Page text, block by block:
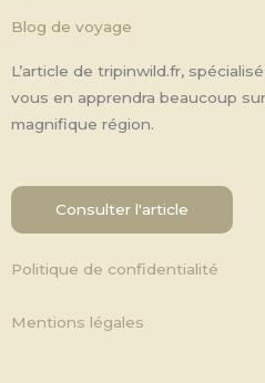
Blog de voyage
L’article de tripinwild.fr,
vous en apprendra beaucoup
magnifique région.
Consulter l'article
Politique de confidentialité
Mentions légales